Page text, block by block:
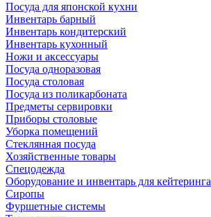
Посуда для японской кухни
Инвентарь барный
Инвентарь кондитерский
Инвентарь кухонный
Ножи и аксессуары
Посуда одноразовая
Посуда столовая
Посуда из поликарбоната
Предметы сервировки
Приборы столовые
Уборка помещений
Стеклянная посуда
Хозяйственные товары
Спецодежда
Оборудование и инвентарь для кейтеринга
Сиропы
Фуршетные системы